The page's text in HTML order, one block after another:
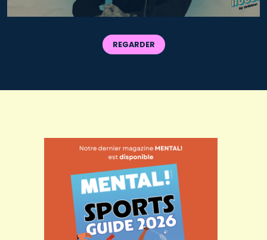
REGARDER